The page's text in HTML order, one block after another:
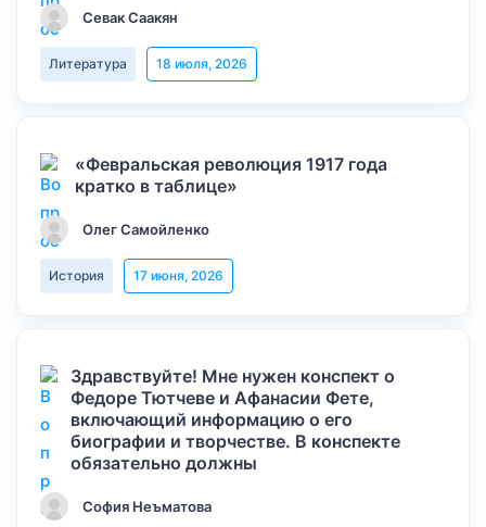
Севак Саакян
Литература 18 июля, 2026
«Февральская революция 1917 года
кратко в таблице»
Олег Самойленко
История 17 июня, 2026
Здравствуйте! Мне нужен конспект о
Федоре Тютчеве и Афанасии Фете,
включающий информацию о его
биографии и творчестве. В конспекте
обязательно должны
София Неъматова